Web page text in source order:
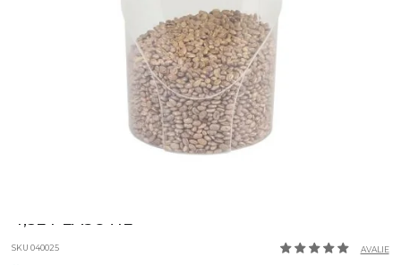
4,5L PLASUTIL
SKU 040025 AVALIE